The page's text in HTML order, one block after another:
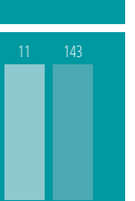
11 143